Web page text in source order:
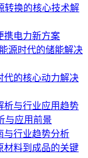
转换的核心技术解
携电力新方案
源时代的储能解决
代的核心动力解决
析与行业应用趋势
与应用前景
与行业趋势分析
材料到成品的关键